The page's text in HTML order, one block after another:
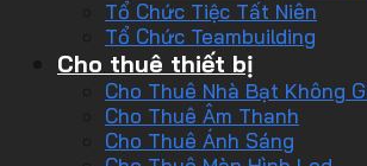
Tổ Chức Tiệc Tất Niên
Tổ Chức Teambuilding
Cho thuê thiết bị
Cho Thuê Nhà Bạt Không
Cho Thuê Âm Thanh
Cho Thuê Ánh Sáng